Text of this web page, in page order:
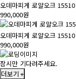
오데마피게 로얄오크
990,000원
오데마피게 로얄오크
990,000원
잠시만 기다려주세요.
더보기 +